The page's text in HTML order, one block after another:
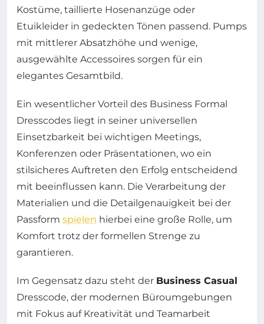
Kostüme, taillierte Hosenanzüge oder
Etuikleider in gedeckten Tönen passend. Pumps
mit mittlerer Absatzhöhe und wenige,
ausgewählte Accessoires sorgen für ein
elegantes Gesamtbild.
Ein wesentlicher Vorteil des Business Formal
Dresscodes liegt in seiner universellen
Einsetzbarkeit bei wichtigen Meetings,
Konferenzen oder Präsentationen, wo ein
stilsicheres Auftreten den Erfolg entscheidend
mit beeinflussen kann. Die Verarbeitung der
Materialien und die Detailgenauigkeit bei der
Passform spielen hierbei eine große Rolle, um
Komfort trotz der formellen Strenge zu
garantieren.
Im Gegensatz dazu steht der Business Casual
Dresscode, der modernen Büroumgebungen
mit Fokus auf Kreativität und Teamarbeit